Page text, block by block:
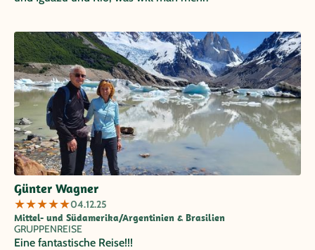
Günter Wagner
★★★★★04.12.25
Mittel- und Südamerika/Argentinien & Brasilien
GRUPPENREISE
Eine fantastische Reise!!!